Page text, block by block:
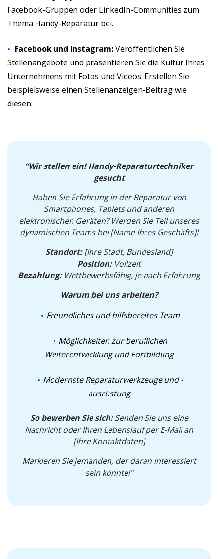
Facebook-Gruppen oder LinkedIn-Communities zum
Thema Handy-Reparatur bei.
Facebook und Instagram:Veröffentlichen Sie
Stellenangebote und präsentieren Sie die Kultur Ihres
Unternehmens mit Fotos und Videos. Erstellen Sie
beispielsweise einen Stellenanzeigen-Beitrag wie
diesen:
“Wir stellen ein! Handy-Reparaturtechniker
gesucht
Haben Sie Erfahrung in der Reparatur von
Smartphones, Tablets und anderen
elektronischen Geräten? Werden Sie Teil unseres
dynamischen Teams bei [Name Ihres Geschäfts]!
Standort:[Ihre Stadt, Bundesland]
Position:Vollzeit
Bezahlung:Wettbewerbsfähig, je nach Erfahrung
Warum bei uns arbeiten?
Freundliches und hilfsbereites Team
Möglichkeiten zur beruflichen
Weiterentwicklung und Fortbildung
Modernste Reparaturwerkzeuge und -
ausrüstung
So bewerben Sie sich:Senden Sie uns eine
Nachricht oder Ihren Lebenslauf per E-Mail an
[Ihre Kontaktdaten]
Markieren Sie jemanden, der daran interessiert
sein könnte!"